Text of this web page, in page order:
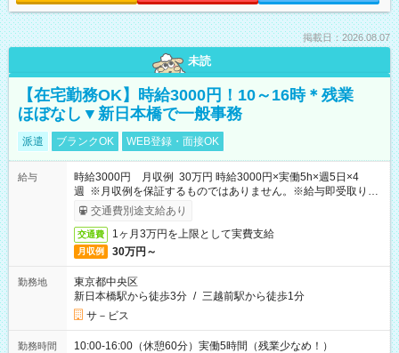
掲載日：2026.08.07
未読
【在宅勤務OK】時給3000円！10～16時＊残業
ほぼなし▼新日本橋で一般事務
派遣 ブランクOK WEB登録・面接OK
給与
時給3000円 月収例 30万円 時給3000円×実働5h×週5日×4
週 ※月収例を保証するものではありません。※給与即受取りサ
ービス利用可（利用条件有）
交通費別途支給あり
交通費 1ヶ月3万円を上限として実費支給
月収例 30万円～
勤務地
東京都中央区
新日本橋駅から徒歩3分 / 三越前駅から徒歩1分
サ－ビス
勤務時間 10:00-16:00（休憩60分）実働5時間（残業少なめ！）